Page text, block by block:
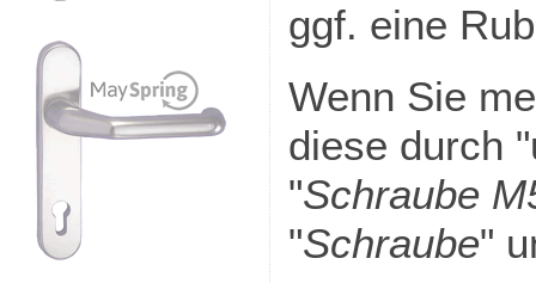
ggf. eine
Wenn Sie
diese durch
"Schraube
"Schraube"